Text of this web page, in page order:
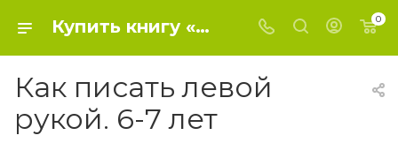
Купить книгу «Как писать левой рукой. 6-7 лет» 2019, Петренко С.В. сост. - Дошкольное образование 0
Как писать левой
рукой. 6-7 лет